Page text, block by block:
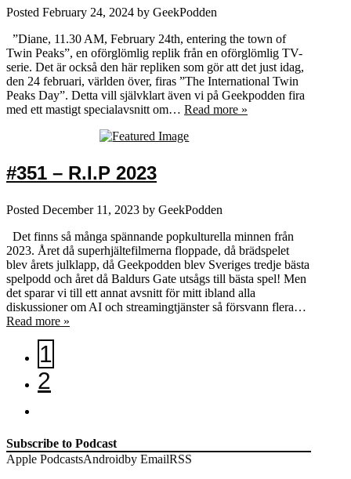
Posted February 24, 2024 by GeekPodden
”Diane, 11.30 AM, February 24th, entering the town of
Twin Peaks”, en oförglömlig replik från en oförglömlig TV-
serie. Det är också den här repliken som gör att det just idag,
den 24 februari, världen över, firas ”The International Twin
Peaks Day”. Detta vill självklart även vi på Geekpodden fira
med ett mastigt specialavsnitt om… Read more »
#351 – R.I.P 2023
Posted December 11, 2023 by GeekPodden
Det finns så många spännande popkulturella minnen från
2023. Året då superhjältefilmerna floppade, då brädspelet
blev årets julklapp, då Geekpodden blev Sveriges tredje bästa
spelpodd och året då Baldurs Gate utsågs till bästa spel! Men
det sparar vi till ett annat avsnitt för mitt ibland alla
diskussioner om AI och streamingtjänster så försvann flera…
Read more »
1
2
Subscribe to Podcast
Apple PodcastsAndroidby EmailRSS